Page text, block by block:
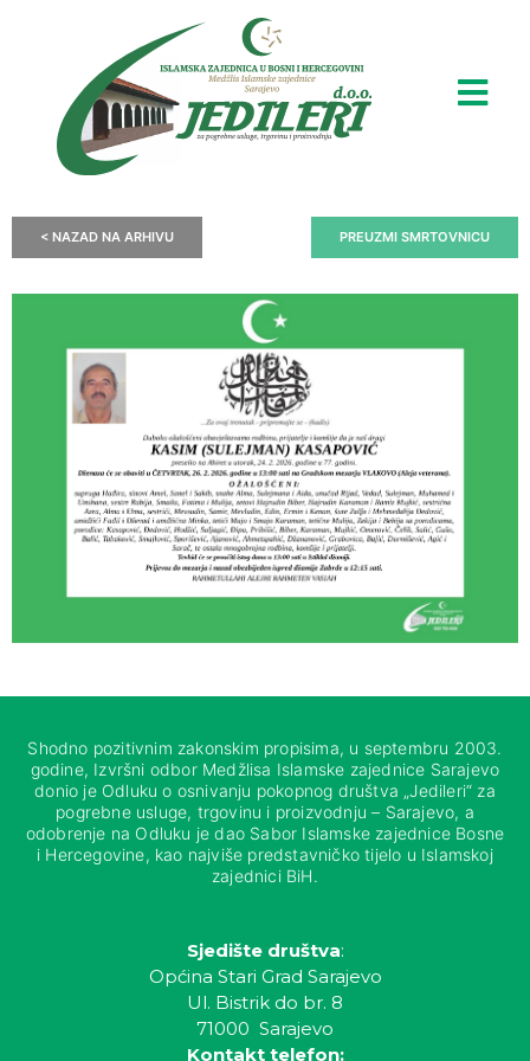
< NAZAD NA ARHIVU PREUZMI SMRTOVNICU
Shodno pozitivnim zakonskim propisima, u septembru 2003.
godine, Izvršni odbor Medžlisa Islamske zajednice Sarajevo
donio je Odluku o osnivanju pokopnog društva „Jedileri“ za
pogrebne usluge, trgovinu i proizvodnju – Sarajevo, a
odobrenje na Odluku je dao Sabor Islamske zajednice Bosne
i Hercegovine, kao najviše predstavničko tijelo u Islamskoj
zajednici BiH.
Sjedište društva:
Općina Stari Grad Sarajevo
Ul. Bistrik do br. 8
71000 Sarajevo
Kontakt telefon: